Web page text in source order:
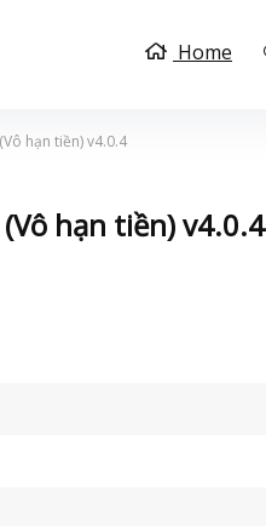
Home
hạn tiền) v4.0.4
hạn tiền) v4.0.4